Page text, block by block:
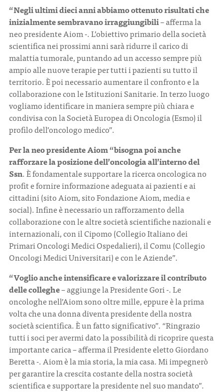
“Negli ultimi dieci anni abbiamo ottenuto risultati che
inizialmente sembravano irraggiungibili– afferma la
neo presidente Aiom -. L’obiettivo primario della società
scientifica nei prossimi anni sarà ridurre il carico di
malattia tumorale, puntando ad un accesso sempre più
ampio alle nuove terapie per tutti i pazienti su tutto il
territorio. È poi necessario aumentare il confronto e la
collaborazione con le Istituzioni Sanitarie. In terzo luogo
vogliamo identificare in maniera sempre più chiara e
condivisa con la Società Europea di Oncologia (Esmo) il
profilo dell’oncologo medico”.
Per la neo presidente Aiom “bisogna poi anche
rafforzare la posizione dell’oncologia all’interno del
Ssn. È fondamentale supportare la ricerca oncologica no
profit e fornire informazione adeguata ai pazienti e ai
cittadini (sito Aiom, sito Fondazione Aiom, media e
social). Infine è necessario un rafforzamento della
collaborazione con le altre società scientifiche nazionali e
internazionali, con il Cipomo (Collegio Italiano dei
Primari Oncologi Medici Ospedalieri), il Comu (Collegio
Oncologi Medici Universitari) e con le Aziende”.
“Voglio anche intensificare e valorizzare il contributo
delle colleghe– aggiunge la Presidente Gori -. Le
oncologhe nell’Aiom sono oltre mille, eppure è la prima
volta che una donna diventa presidente della nostra
società scientifica. È un fatto significativo”. “Ringrazio
tutti i soci per avermi dato la possibilità di ricoprire questa
importante carica – afferma il Presidente eletto Giordano
Beretta -. Aiom è la mia storia, la mia casa. Mi impegnerò
per garantire la crescita costante della nostra società
scientifica e supportare la presidente nel suo mandato”.